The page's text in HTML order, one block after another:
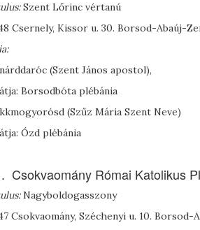
Szent Lőrinc vértanú
Csernely, Kissor u. 30. Borsod-Abaúj-
(Szent János apostol),
Borsodbóta plébánia
(Szűz Mária Szent Neve)
Ózd plébánia
Csokvaomány Római Katolikus
Nagyboldogasszony
Csokvaomány, Széchenyi u. 10.